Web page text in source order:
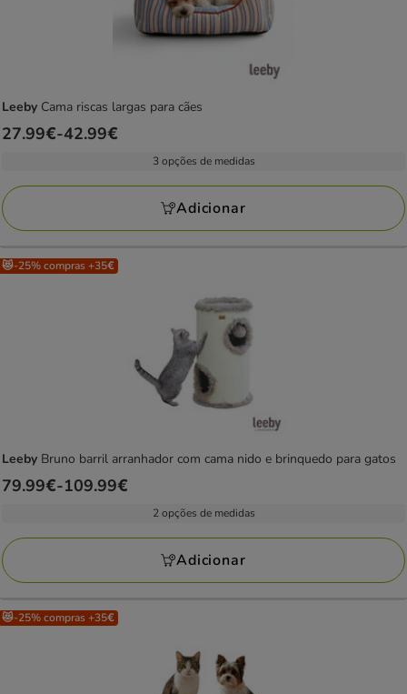
Leeby Cama riscas largas para cães
Preço
a
42.99€
27.99€-42.99€
3 opções de medidas
Adicionar
😻-25% compras +35€
Leeby Bruno barril arranhador com cama nido e brinquedo para gatos
Preço
a
109.99€
79.99€-109.99€
2 opções de medidas
Adicionar
😻-25% compras +35€